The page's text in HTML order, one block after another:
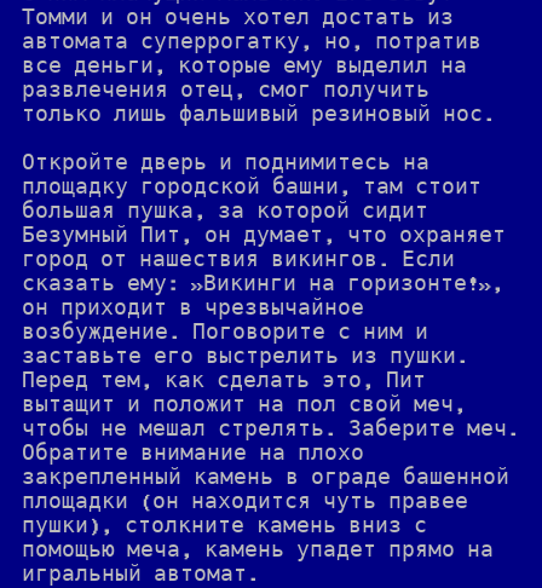
Томми и он очень хотел достать из
автомата суперрогатку, но, потратив
все деньги, которые ему выделил на
развлечения отец, смог получить
только лишь фальшивый резиновый нос.
Откройте дверь и поднимитесь на
площадку городской башни, там стоит
большая пушка, за которой сидит
Безумный Пит, он думает, что охраняет
город от нашествия викингов. Если
сказать ему: »Викинги на горизонте!»,
он приходит в чрезвычайное
возбуждение. Поговорите с ним и
заставьте его выстрелить из пушки.
Перед тем, как сделать это, Пит
вытащит и положит на пол свой меч,
чтобы не мешал стрелять. Заберите меч.
Обратите внимание на плохо
закрепленный камень в ограде башенной
площадки (он находится чуть правее
пушки), столкните камень вниз с
помощью меча, камень упадет прямо на
игральный автомат.